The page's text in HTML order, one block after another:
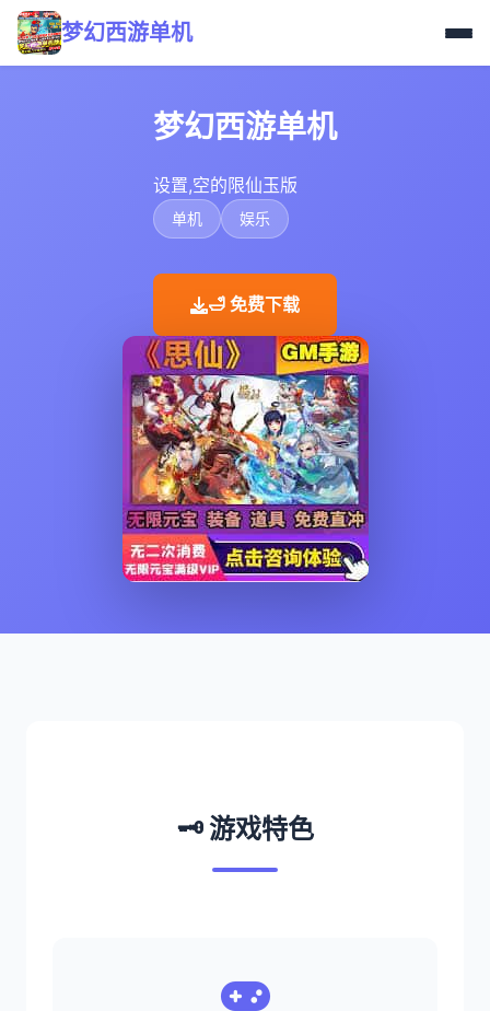
梦幻西游单机
梦幻西游单机
设置,空的限仙玉版
单机 娱乐
🛁 免费下载
🗝️ 游戏特色